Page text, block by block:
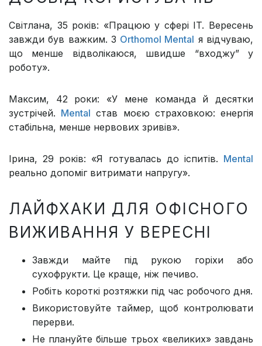
Світлана, 35 років: «Працюю у сфері IT. Вересень
завжди був важким. З Orthomol Mental я відчуваю,
що менше відволікаюся, швидше “входжу” у
роботу».
Максим, 42 роки: «У мене команда й десятки
зустрічей. Mental став моєю страховкою: енергія
стабільна, менше нервових зривів».
Ірина, 29 років: «Я готувалась до іспитів. Mental
реально допоміг витримати напругу».
ЛАЙФХАКИ ДЛЯ ОФІСНОГО
ВИЖИВАННЯ У ВЕРЕСНІ
Завжди майте під рукою горіхи або
сухофрукти. Це краще, ніж печиво.
Робіть короткі розтяжки під час робочого дня.
Використовуйте таймер, щоб контролювати
перерви.
Не плануйте більше трьох «великих» завдань